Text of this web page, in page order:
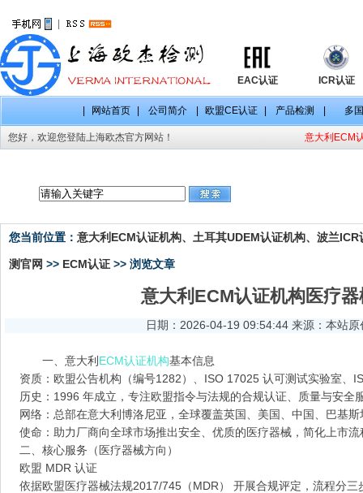
EAC认证 ICR认证
网站首页 公司简介 欧盟CE认证 产品检测 多
您好，欢迎您登陆上海欧杰官方网站！ 意大利ECM
您当前位置： 意大利ECM认证机构、土耳其UDEM认证机构、波兰
测官网 >> ECM认证 >> 浏览文章
意大利ECM认证机构医疗
日期：2026-04-19 09:54:44 来源：本站
一、意大利 ECM认证机构基本信息
资质：欧盟公告机构（编号1282）、ISO 17025 认可测试实验室、
历史：1996 年成立，专注欧盟指令与法规的合规认证、质量与安全
网络：总部在意大利博洛尼亚，全球覆盖英国、美国、中国、巴基斯
使命：助力厂商向全球市场推出安全、优质的医疗器械，简化上市
二、核心服务（医疗器械方向）
欧盟 MDR 认证
依据欧盟医疗器械法规2017/745（MDR） 开展合规评定，流程分